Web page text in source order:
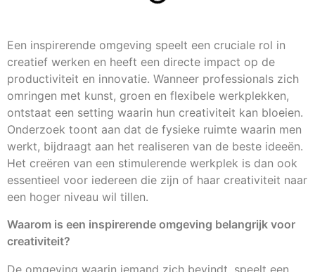
Een inspirerende omgeving speelt een cruciale rol in
creatief werken en heeft een directe impact op de
productiviteit en innovatie. Wanneer professionals zich
omringen met kunst, groen en flexibele werkplekken,
ontstaat een setting waarin hun creativiteit kan bloeien.
Onderzoek toont aan dat de fysieke ruimte waarin men
werkt, bijdraagt aan het realiseren van de beste ideeën.
Het creëren van een stimulerende werkplek is dan ook
essentieel voor iedereen die zijn of haar creativiteit naar
een hoger niveau wil tillen.
Waarom is een inspirerende omgeving belangrijk voor
creativiteit?
De omgeving waarin iemand zich bevindt, speelt een